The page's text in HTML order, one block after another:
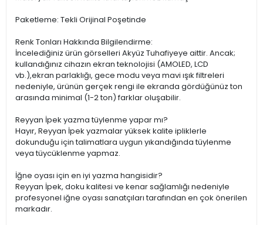
Paketleme: Tekli Orijinal Poşetinde
Renk Tonları Hakkında Bilgilendirme:
İncelediğiniz ürün görselleri Akyüz Tuhafiyeye aittir. Ancak;
kullandığınız cihazın ekran teknolojisi (AMOLED, LCD
vb.),ekran parlaklığı, gece modu veya mavi ışık filtreleri
nedeniyle, ürünün gerçek rengi ile ekranda gördüğünüz ton
arasında minimal (1-2 ton) farklar oluşabilir.
Reyyan İpek yazma tüylenme yapar mı?
Hayır, Reyyan İpek yazmalar yüksek kalite ipliklerle
dokunduğu için talimatlara uygun yıkandığında tüylenme
veya tüycüklenme yapmaz.
İğne oyası için en iyi yazma hangisidir?
Reyyan İpek, doku kalitesi ve kenar sağlamlığı nedeniyle
profesyonel iğne oyası sanatçıları tarafından en çok önerilen
markadır.